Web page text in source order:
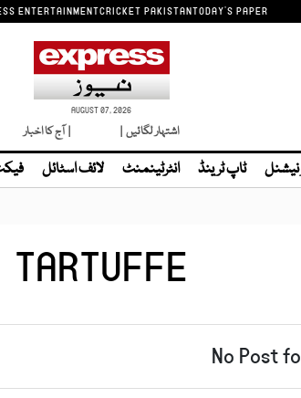
ENTERTAINMENTCRICKET PAKISTANTODAY'S PAPER
AUGUST 07, 2026
اشتہار لگائیں | | آج کا اخبار
نیشنل ٹاپ ٹرینڈ انٹرٹینمنٹ لائف اسٹائل
TARTUFFE
No Post